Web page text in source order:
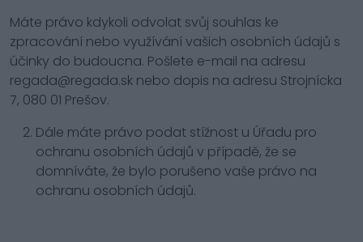
Máte právo kdykoli odvolat svůj souhlas ke
zpracování nebo využívání vašich osobních údajů s
účinky do budoucna. Pošlete e-mail na adresu
regada@regada.sk nebo dopis na adresu Strojnícka
7, 080 01 Prešov.
Dále máte právo podat stížnost u Úřadu pro
ochranu osobních údajů v případě, že se
domníváte, že bylo porušeno vaše právo na
ochranu osobních údajů.